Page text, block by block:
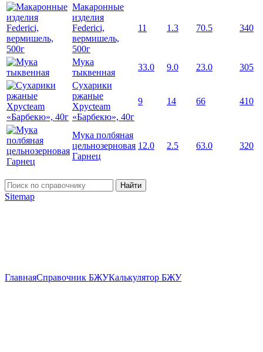
Макаронные
изделия
Federici,
вермишель,
500г
11 1.3 70.5 340
Мука
тыквенная
33.0 9.0 23.0
305
Сухарики
ржаные
Хрусteam
«Барбекю», 40г
9 14 66 410
Мука полбяная
цельнозерновая
Гарнец
12.0 2.5 63.0 320
Найти
Sitemap
ГлавнаяСправочник БЖУКалькулятор БЖУ